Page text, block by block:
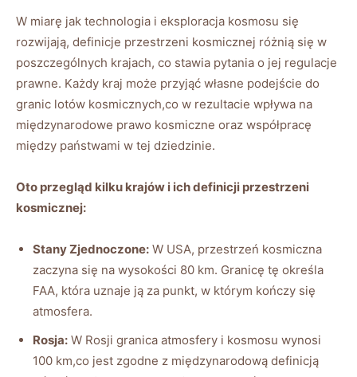
W miarę jak technologia i eksploracja kosmosu się
rozwijają, definicje przestrzeni kosmicznej różnią się w
poszczególnych krajach, co stawia pytania o jej regulacje
prawne. Każdy kraj może przyjąć własne podejście do
granic lotów kosmicznych,co w rezultacie wpływa na
międzynarodowe prawo kosmiczne oraz współpracę
między państwami w tej dziedzinie.
Oto przegląd kilku krajów i ich definicji przestrzeni
kosmicznej:
Stany Zjednoczone: W USA, przestrzeń kosmiczna
zaczyna się na wysokości 80 km. Granicę tę określa
FAA, która uznaje ją za punkt, w którym kończy się
atmosfera.
Rosja: W Rosji granica atmosfery i kosmosu wynosi
100 km,co jest zgodne z międzynarodową definicją